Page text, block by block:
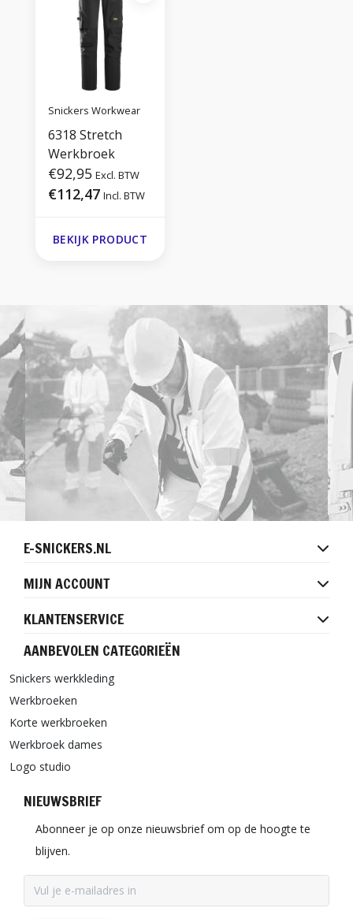
Snickers Workwear
6318 Stretch
Werkbroek
€92,95 Excl. BTW
€112,47 Incl. BTW
BEKIJK PRODUCT
E-SNICKERS.NL
MIJN ACCOUNT
KLANTENSERVICE
AANBEVOLEN CATEGORIEËN
Snickers werkkleding
Werkbroeken
Korte werkbroeken
Werkbroek dames
Logo studio
NIEUWSBRIEF
Abonneer je op onze nieuwsbrief om op de hoogte te
blijven.